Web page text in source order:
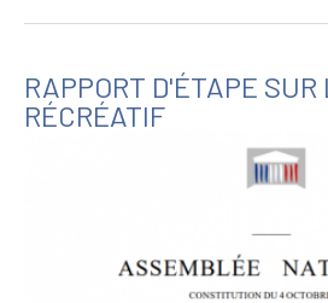
RAPPORT D'ÉTAPE
RÉCRÉATIF